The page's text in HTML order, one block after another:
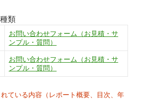
類
お問い合わせフォーム（お見積・サ
ンプル・質問）
お問い合わせフォーム（お見積・サ
ンプル・質問）
ている内容（レポート概要、目次、年